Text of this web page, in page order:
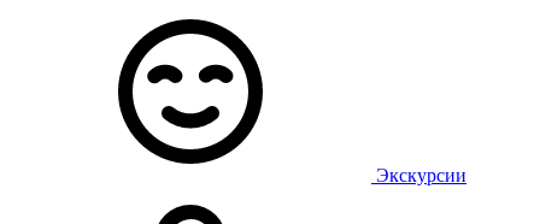
Экскурсии